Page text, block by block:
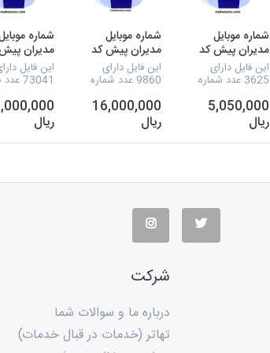
شماره موبایل
مدیران پیش کد
0919
این فایل دارای
3625 عدد شماره
شرکت ها،
کارخانجات،غذایی،
هولدینگ ها و
ادارات در رشته های
منظور جذب مشتری
5,050,000
ریال
شماره موبایل
مدیران پیش کد
0911
این فایل دارای
9860 عدد شماره
شرکت ها،
کارخانجات،غذایی،
هولدینگ ها و
ادارات در رشته های
منظور جذب مشتری
16,000,000
ریال
شماره
مدیران
0912
این فایل
73041
شرکت ها،
هولدینگ ها و
ادارات در
منظور جذب
ریال
شرکت
درباره ما و سوالات شما
تهاتر (خدمات در قبال خدمات)